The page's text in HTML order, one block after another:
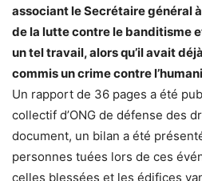
associant le Secrétaire général
de la lutte contre le banditisme
un tel travail, alors qu’il avait
commis un crime contre
Un rapport de 36 pages a été
collectif d’ONG de défense des
document, un bilan a été
personnes tuées lors de ces
celles blessées et les édifices